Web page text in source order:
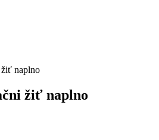
naplno
žiť naplno